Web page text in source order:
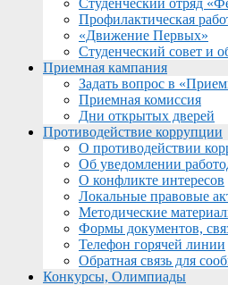
Студенческий отряд
Профилактическая
«Движение Первых»
Студенческий совет и
Приемная кампания
Задать вопрос в
Приемная комиссия
Дни открытых дверей
Противодействие коррупции
О противодействии
Об уведомлении
О конфликте интересов
Локальные правовые
Методические
Формы документов,
Телефон горячей линии
Обратная связь для
Конкурсы, Олимпиады